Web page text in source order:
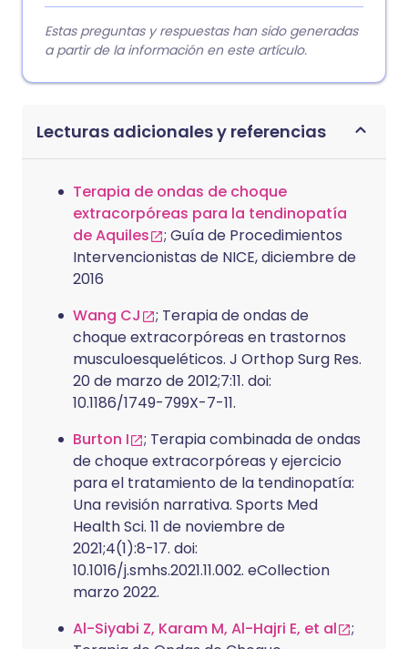
Estas preguntas y respuestas han sido generadas
a partir de la información en este artículo.
Lecturas adicionales y referencias
Terapia de ondas de choque
extracorpóreas para la tendinopatía
de Aquiles
; Guía de Procedimientos
Intervencionistas de NICE, diciembre de
2016
Wang CJ
; Terapia de ondas de
choque extracorpóreas en trastornos
musculoesqueléticos. J Orthop Surg Res.
20 de marzo de 2012;7:11. doi:
10.1186/1749-799X-7-11.
Burton I
; Terapia combinada de ondas
de choque extracorpóreas y ejercicio
para el tratamiento de la tendinopatía:
Una revisión narrativa. Sports Med
Health Sci. 11 de noviembre de
2021;4(1):8-17. doi:
10.1016/j.smhs.2021.11.002. eCollection
marzo 2022.
Al-Siyabi Z, Karam M, Al-Hajri E, et al
;